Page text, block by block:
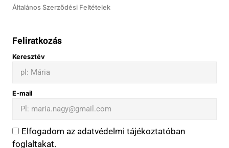
Általános Szerződési Feltételek
Feliratkozás
Keresztév
E-mail
Elfogadom az adatvédelmi tájékoztatóban
foglaltakat.